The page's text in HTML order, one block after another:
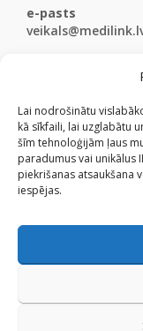
Lai nodrošinātu
kā sīkfaili, lai uzglabātu
šīm tehnoloģijām ļaus
paradumus vai unikālus
piekrišanas atsaukšana
iespējas.
e-pasts
©